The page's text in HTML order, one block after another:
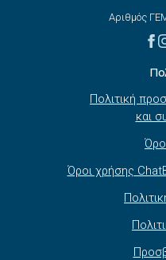
Αριθμός
Πολιτική
και
Όροι χρήσης